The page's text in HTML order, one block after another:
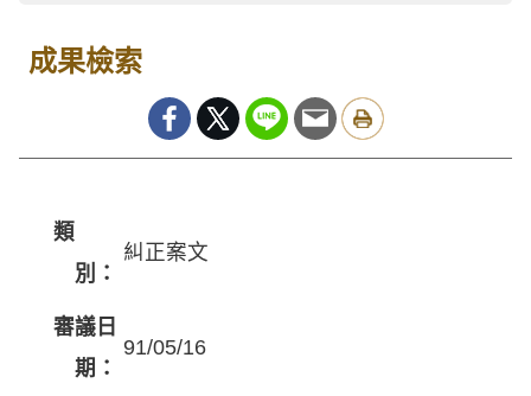
成果檢索
類
別：
糾正案文
審議日
期：
91/05/16